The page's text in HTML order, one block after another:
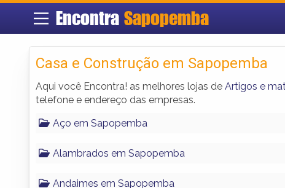
Encontra Sapopemba
Casa e Construção em Sapopemba
Aqui você Encontra! as melhores lojas de Artigos e
telefone e endereço das empresas.
Aço em Sapopemba
Alambrados em Sapopemba
Andaimes em Sapopemba